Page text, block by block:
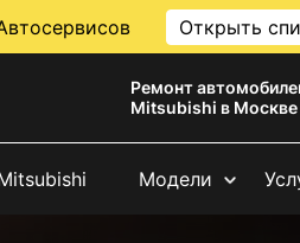
Открыть
Ремонт
Mitsubishi в Москве
Модели